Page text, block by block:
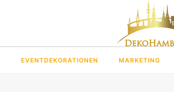
EVENTDEKORATIONEN MARKETING